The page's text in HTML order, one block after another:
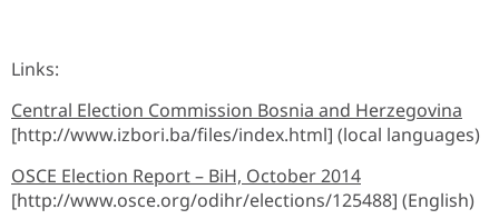
Links:
Central Election Commission Bosnia and Herzegovina
[http://www.izbori.ba/files/index.html] (local languages)
OSCE Election Report – BiH, October 2014
[http://www.osce.org/odihr/elections/125488] (English)